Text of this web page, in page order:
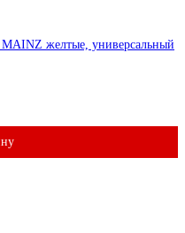
желтые, универсальный